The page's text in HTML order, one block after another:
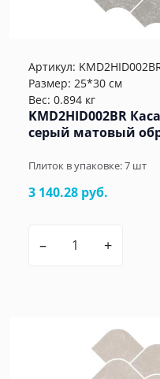
Артикул:
Размер: 25*30 см
Вес: 0.894 кг
KMD2HID002BR
серый матовый
Плиток в упаковке:7 шт
3 140.28 руб.
– +